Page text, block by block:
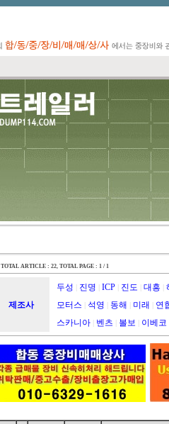
TOTAL ARTICLE : 22, TOTAL PAGE : 1 / 1
제조사
두성 진명 ICP 진도 대흥
모터스
석영 동해 미래
연
스카니아
벤츠 볼보 이베코